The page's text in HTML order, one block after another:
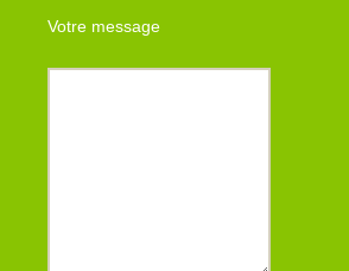
Votre message